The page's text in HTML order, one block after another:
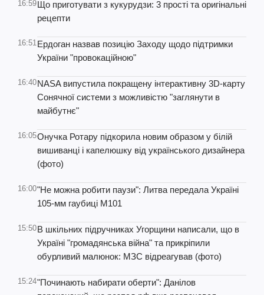
16:59Що приготувати з кукурудзи: 3 прості та оригінальні
рецепти
16:51Ердоган назвав позицію Заходу щодо підтримки
України "провокаційною"
16:40NASA випустила покращену інтерактивну 3D-карту
Сонячної системи з можливістю "заглянути в
майбутнє"
16:05Онучка Ротару підкорила новим образом у білій
вишиванці і капелюшку від українського дизайнера
(фото)
16:00"Не можна робити паузи": Литва передала Україні
105-мм гаубиці М101
15:50В шкільних підручниках Угорщини написали, що в
Україні "громадянська війна" та прикріпили
обурливий малюнок: МЗС відреагував (фото)
15:24"Починають набирати оберти": Данілов